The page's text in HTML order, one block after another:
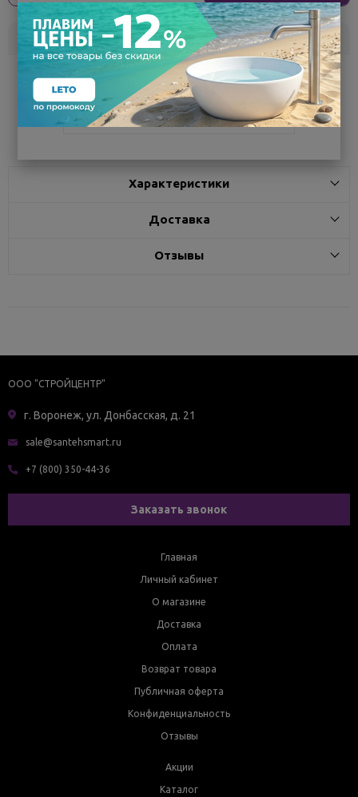
Склад Кол-во Срок поставки
под заказ
Поделиться
Характеристики
Доставка
Отзывы
ООО "СТРОЙЦЕНТР"
г. Воронеж, ул. Донбасская, д. 21
sale@santehsmart.ru
+7 (800) 350-44-36
Заказать звонок
Главная
Личный кабинет
О магазине
Доставка
Оплата
Возврат товара
Публичная оферта
Конфиденциальность
Отзывы
Акции
Каталог